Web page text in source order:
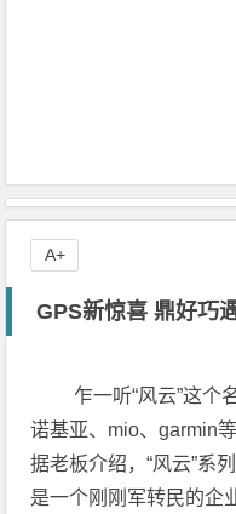
GPS新惊喜 鼎好巧
乍一听“风云”这个
诺基亚、mio、garmin
据老板介绍，“风云”系
是一个刚刚军转民的企
A+